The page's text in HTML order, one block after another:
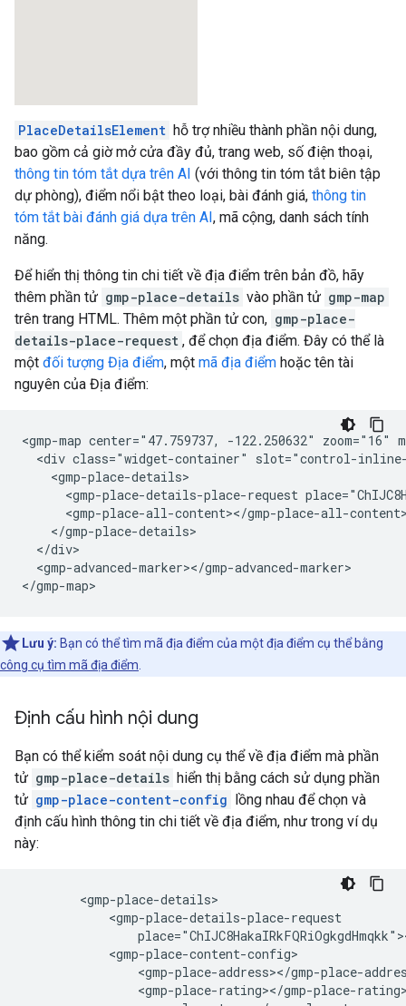
PlaceDetailsElement hỗ trợ nhiều thành phần nội dung,
bao gồm cả giờ mở cửa đầy đủ, trang web, số điện thoại,
thông tin tóm tắt dựa trên AI (với thông tin tóm tắt biên tập
dự phòng), điểm nổi bật theo loại, bài đánh giá, thông tin
tóm tắt bài đánh giá dựa trên AI , mã cộng, danh sách tính
năng.
Để hiển thị thông tin chi tiết về địa điểm trên bản đồ, hãy
thêm phần tử gmp-place-details vào phần tử gmp-map
trên trang HTML. Thêm một phần tử con, gmp-place-
details-place-request , để chọn địa điểm. Đây có thể là
một đối tượng Địa điểm, một mã địa điểm hoặc tên tài
nguyên của Địa điểm:
<gmp-map center="47.759737, -122.250632" zoom="16"
<div class="widget-container" slot="control-
    <gmp-place-details>
<gmp-place-details-place-request
<gmp-place-all-content></gmp-place-all-
    </gmp-place-details>
  </div>
  <gmp-advanced-marker></gmp-advanced-marker>
</gmp-map>
Lưu ý: Bạn có thể tìm mã địa điểm của một địa điểm cụ thể bằng
công cụ tìm mã địa điểm.
Định cấu hình nội dung
Bạn có thể kiểm soát nội dung cụ thể về địa điểm mà phần
tử gmp-place-details hiển thị bằng cách sử dụng phần
tử gmp-place-content-config
lồng nhau để chọn và
định cấu hình thông tin chi tiết về địa điểm, như trong ví dụ
này:
        <gmp-place-details>
            <gmp-place-details-place-request
            <gmp-place-content-config>
<gmp-place-address></gmp-place-
<gmp-place-rating></gmp-place-